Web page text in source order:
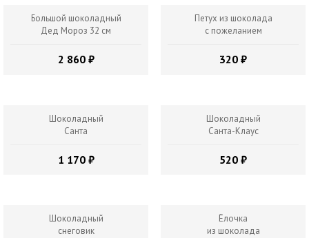
Большой шоколадный
Дед Мороз 32 см
2 860 ₽
Петух из шоколада
с пожеланием
320 ₽
Шоколадный
Санта
1 170 ₽
Шоколадный
Санта-Клаус
520 ₽
Шоколадный
снеговик
Ёлочка
из шоколада